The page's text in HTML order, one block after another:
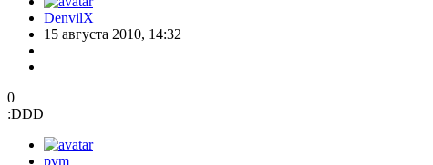
DenvilX
15 августа 2010, 14:32
0
:DDD
pvm